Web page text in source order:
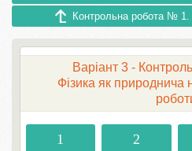
Контрольна робота № 1.
Варіант 3 -
Фізика як природнича
1 2